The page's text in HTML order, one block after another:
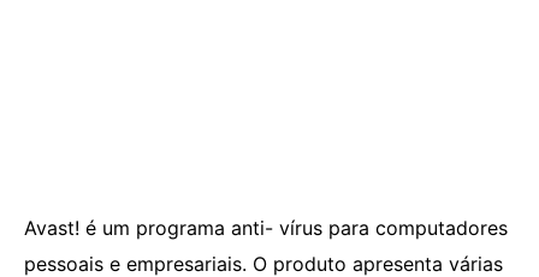
Avast! é um programa anti- vírus para computadores
pessoais e empresariais. O produto apresenta várias